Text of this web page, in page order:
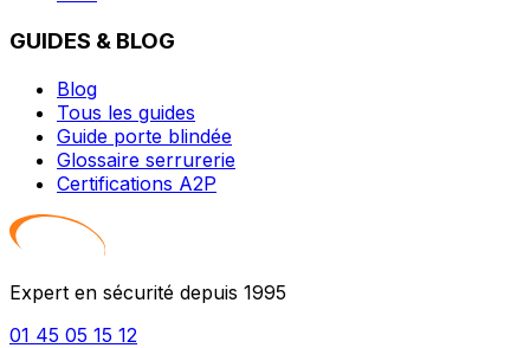
GUIDES & BLOG
Blog
Tous les guides
Guide porte blindée
Glossaire serrurerie
Certifications A2P
Expert en sécurité depuis 1995
01 45 05 15 12